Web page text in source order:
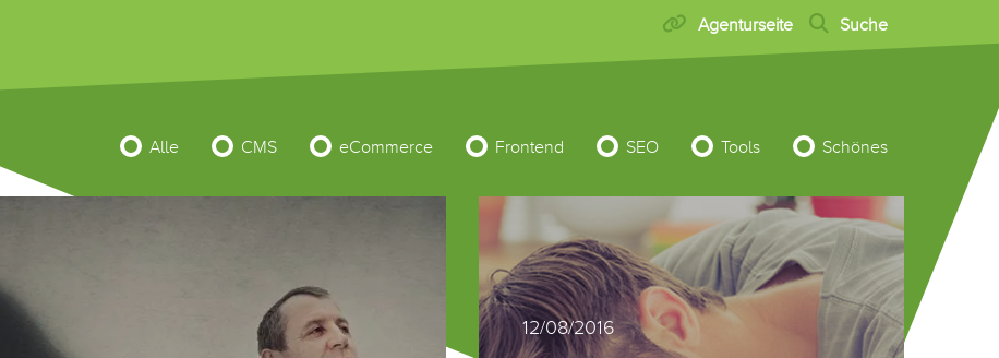
Agenturseite Suche
Alle CMS eCommerce Frontend SEO Tools Schönes
12/08/2016